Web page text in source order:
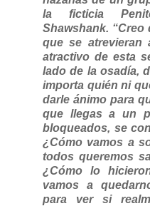
la ficticia
Shawshank.
que se atrevieran
atractivo de esta
lado de la osadía,
importa quién ni
darle ánimo para
que llegas a un
bloqueados, se
¿Cómo vamos a
todos queremos
¿Cómo lo
vamos a
para ver si